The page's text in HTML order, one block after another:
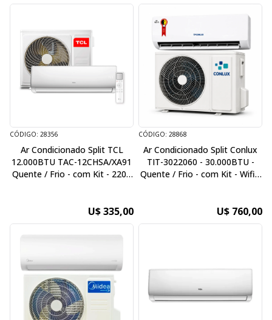
CÓDIGO: 28356
Ar Condicionado Split TCL
12.000BTU TAC-12CHSA/XA91
Quente / Frio - com Kit - 220V
U$ 335,00
CÓDIGO: 28868
Ar Condicionado Split Conlux
TIT-3022060 - 30.000BTU -
Quente / Frio - com Kit - Wifi -
U$ 760,00